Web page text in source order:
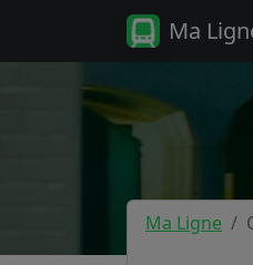
Ma
Ma Ligne